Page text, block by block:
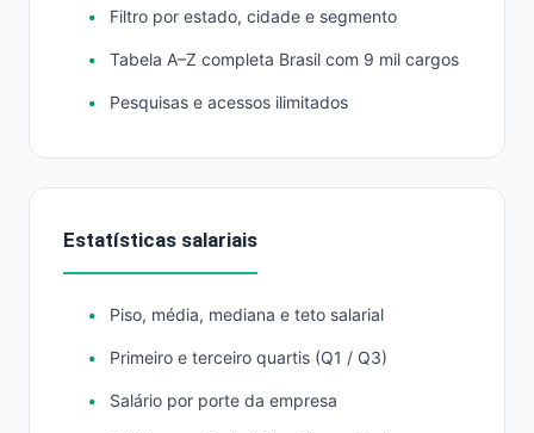
Filtro por estado, cidade e segmento
Tabela A–Z completa Brasil com 9 mil cargos
Pesquisas e acessos ilimitados
Estatísticas salariais
Piso, média, mediana e teto salarial
Primeiro e terceiro quartis (Q1 / Q3)
Salário por porte da empresa